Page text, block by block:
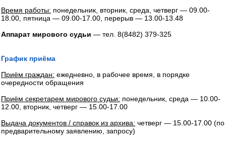
Время работы: понедельник, вторник, среда, четверг — 09.00-
18.00, пятница — 09.00-17.00, перерыв — 13.00-13.48
Аппарат мирового судьи — тел. 8(8482) 379-325
График приёма
Приём граждан: ежедневно, в рабочее время, в порядке
очередности обращения
Приём секретарем мирового судьи: понедельник, среда — 10.00-
12.00, вторник, четверг — 15.00-17.00
Выдача документов / справок из архива: четверг — 15.00-17.00 (по
предварительному заявлению, запросу)